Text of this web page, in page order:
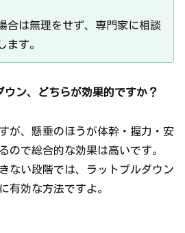
合は無理をせず、専門家に相談
ます。
ン、どちらが効果的ですか？
が、懸垂のほうが体幹・握力・安
ので総合的な効果は高いです。
ない段階では、ラットプルダウン
有効な方法ですよ。